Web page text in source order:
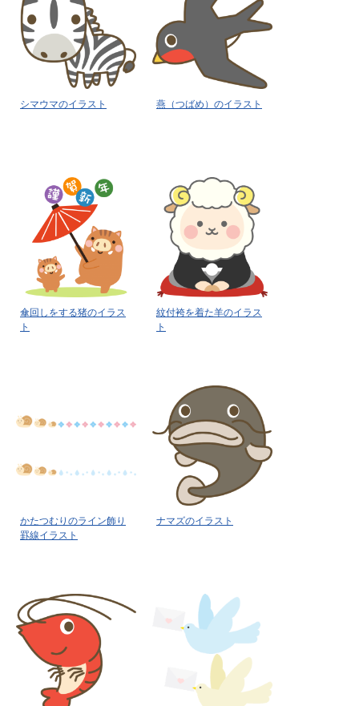
シマウマのイラスト 燕（つばめ）のイラスト
傘回しをする猪のイラス
ト
紋付袴を着た羊のイラス
ト
かたつむりのライン飾り
罫線イラスト
ナマズのイラスト